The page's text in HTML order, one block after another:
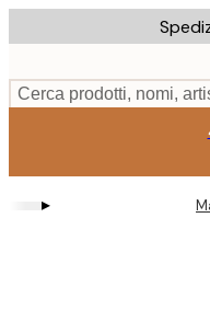
to
content.
Cerca prodotti, nomi,
▸